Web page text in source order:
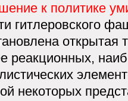
к политике
гитлеровского
открытая
реакционных,
некоторых